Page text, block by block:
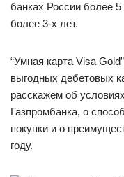
банках России более
более 3-х лет.
“Умная карта Visa
выгодных дебетовых
расскажем об
Газпромбанка, о
покупки и о
году.